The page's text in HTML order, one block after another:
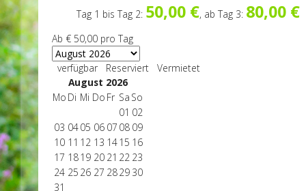
Tag 1 bis Tag 2: 50,00 €, ab Tag 3: 80,00 €
Ab € 50,00 pro Tag
verfügbar Reserviert
Vermietet
August 2026
Mo Di Mi Do Fr Sa So
01 02
03 0405 06 07 08 09
10 11 12 13 1415 16
17 1819 20 21 22 23
24 25 26 27 2829 30
31